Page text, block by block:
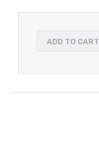
ADD TO CART